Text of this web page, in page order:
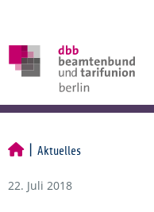
Aktuelles
22. Juli 2018